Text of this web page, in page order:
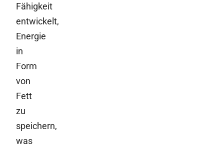
Fähigkeit
entwickelt,
Energie
in
Form
von
Fett
zu
speichern,
was